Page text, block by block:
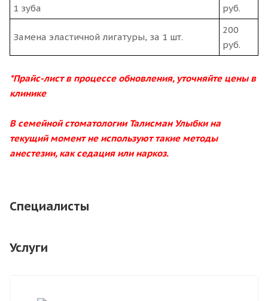
1 зуба
руб.
Замена эластичной лигатуры, за 1 шт.
200
руб.
*Прайс-лист в процессе обновления, уточняйте цены в
клинике
В семейной стоматологии Талисман Улыбки на
текущий момент не используют такие методы
анестезии, как седация или наркоз.
Специалисты
Услуги